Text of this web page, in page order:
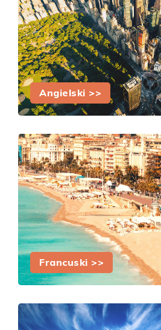
Angielski >>
Francuski >>